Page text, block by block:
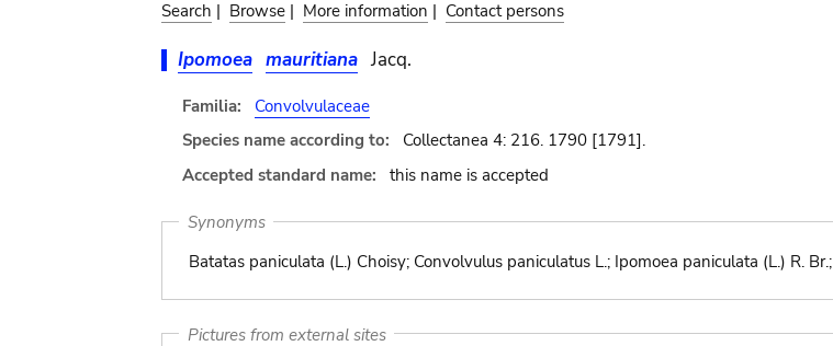
Search | Browse | More information | Contact persons
Ipomoea mauritiana Jacq.
Familia:
Convolvulaceae
Species name according to:
Collectanea 4: 216. 1790 [1791].
Accepted standard name:
this name is accepted
Synonyms
Batatas paniculata (L.) Choisy; Convolvulus paniculatus L.; Ipomoea paniculata (L.) R. Br.;
Pictures from external sites